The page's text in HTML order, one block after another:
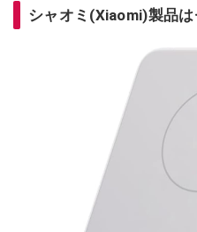
シャオミ(Xiaomi)製品は